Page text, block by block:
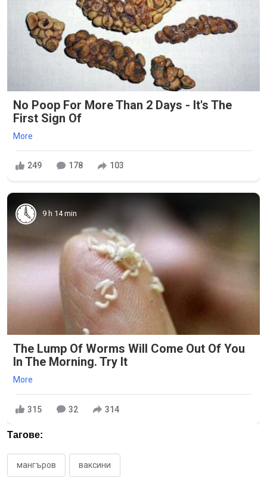
No Poop For More Than 2 Days - It's The
First Sign Of
More
249 178 103
9 h 14 min
The Lump Of Worms Will Come Out Of You
In The Morning. Try It
More
315 32 314
Тагове:
мангъров ваксини